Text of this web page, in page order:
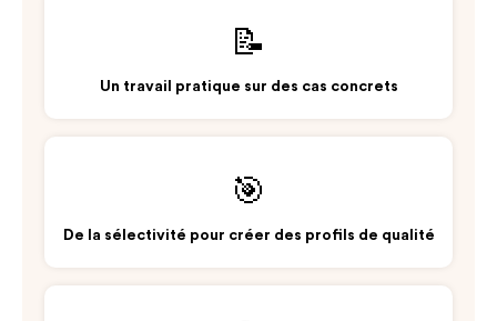
📝
Un travail pratique sur des cas concrets
🎯
De la sélectivité pour créer des profils de qualité